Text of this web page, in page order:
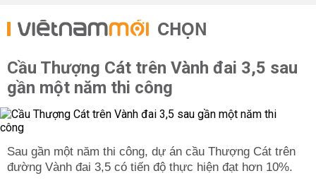
CHỌN
Cầu Thượng Cát trên Vành đai 3,5 sau
gần một năm thi công
Sau gần một năm thi công, dự án cầu Thượng Cát trên
đường Vành đai 3,5 có tiến độ thực hiện đạt hơn 10%.